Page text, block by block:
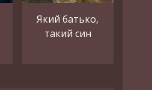
Який батько,
такий син